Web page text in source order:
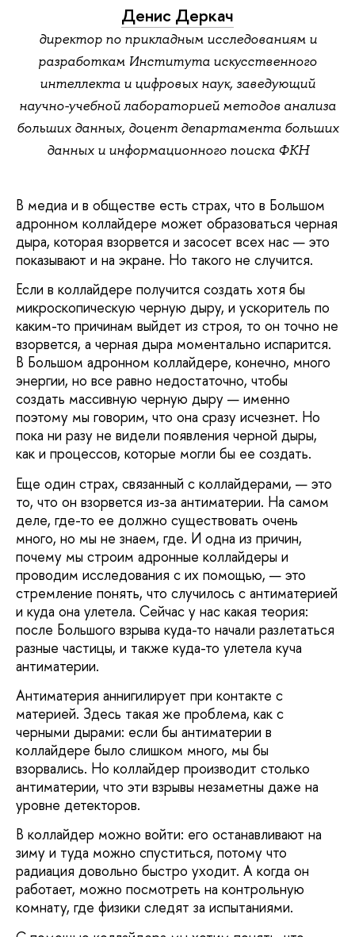
Денис Деркач
директор по прикладным исследованиям и
разработкам Института искусственного
интеллекта и цифровых наук, заведующий
научно-учебной лабораторией методов анализа
больших данных, доцент департамента больших
данных и информационного поиска ФКН
В медиа и в обществе есть страх, что в Большом
адронном коллайдере может образоваться черная
дыра, которая взорвется и засосет всех нас — это
показывают и на экране. Но такого не случится.
Если в коллайдере получится создать хотя бы
микроскопическую черную дыру, и ускоритель по
каким-то причинам выйдет из строя, то он точно не
взорвется, а черная дыра моментально испарится.
В Большом адронном коллайдере, конечно, много
энергии, но все равно недостаточно, чтобы
создать массивную черную дыру — именно
поэтому мы говорим, что она сразу исчезнет. Но
пока ни разу не видели появления черной дыры,
как и процессов, которые могли бы ее создать.
Еще один страх, связанный с коллайдерами, — это
то, что он взорвется из-за антиматерии. На самом
деле, где-то ее должно существовать очень
много, но мы не знаем, где. И одна из причин,
почему мы строим адронные коллайдеры и
проводим исследования с их помощью, — это
стремление понять, что случилось с антиматерией
и куда она улетела. Сейчас у нас какая теория:
после Большого взрыва куда-то начали разлетаться
разные частицы, и также куда-то улетела куча
антиматерии.
Антиматерия аннигилирует при контакте с
материей. Здесь такая же проблема, как с
черными дырами: если бы антиматерии в
коллайдере было слишком много, мы бы
взорвались. Но коллайдер производит столько
антиматерии, что эти взрывы незаметны даже на
уровне детекторов.
В коллайдер можно войти: его останавливают на
зиму и туда можно спуститься, потому что
радиация довольно быстро уходит. А когда он
работает, можно посмотреть на контрольную
комнату, где физики следят за испытаниями.